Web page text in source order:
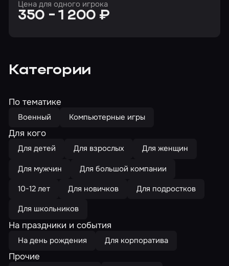
Цена для одного игрока
350 - 1 200 ₽
Категории
По тематике
Военный Компьютерные игры
Для кого
Для детей Для взрослых
Для женщин
Для мужчин
Для большой компании
10-12 лет
Для новичков
Для подростков
Для школьников
На праздники и события
На день рождения Для корпоратива
Прочие